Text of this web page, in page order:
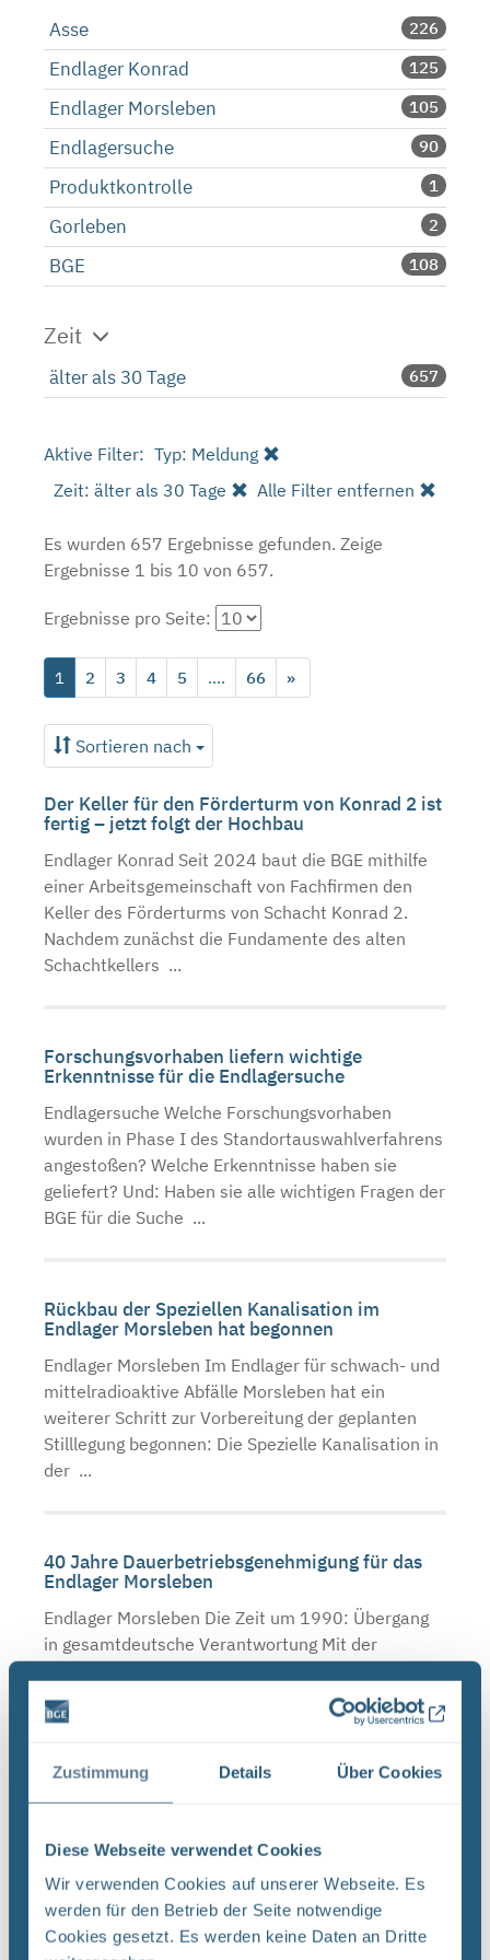
Zustimmung Details Über Cookies
Diese Webseite verwendet Cookies
Wir verwenden Cookies auf unserer Webseite. Es
werden für den Betrieb der Seite notwendige
Cookies gesetzt. Es werden keine Daten an Dritte
Asse 226
Endlager Konrad 125
Endlager Morsleben 105
Endlagersuche 90
Produktkontrolle 1
Gorleben 2
BGE 108
Zeit
älter als 30 Tage 657
Aktive Filter: Typ: Meldung
Zeit: älter als 30 Tage
Alle Filter entfernen
Es wurden 657 Ergebnisse gefunden. Zeige
Ergebnisse 1 bis 10 von 657.
Ergebnisse pro Seite:
1 2 3 4 5 .... 66 »
Sortieren nach
Der Keller für den Förderturm von Konrad 2 ist
fertig – jetzt folgt der Hochbau
Endlager Konrad Seit 2024 baut die BGE mithilfe
einer Arbeitsgemeinschaft von Fachfirmen den
Keller des Förderturms von Schacht Konrad 2.
Nachdem zunächst die Fundamente des alten
Schachtkellers ...
Forschungsvorhaben liefern wichtige
Erkenntnisse für die Endlagersuche
Endlagersuche Welche Forschungsvorhaben
wurden in Phase I des Standortauswahlverfahrens
angestoßen? Welche Erkenntnisse haben sie
geliefert? Und: Haben sie alle wichtigen Fragen der
BGE für die Suche ...
Rückbau der Speziellen Kanalisation im
Endlager Morsleben hat begonnen
Endlager Morsleben Im Endlager für schwach- und
mittelradioaktive Abfälle Morsleben hat ein
weiterer Schritt zur Vorbereitung der geplanten
Stilllegung begonnen: Die Spezielle Kanalisation in
der ...
40 Jahre Dauerbetriebsgenehmigung für das
Endlager Morsleben
Endlager Morsleben Die Zeit um 1990: Übergang
in gesamtdeutsche Verantwortung Mit der
ändert sich die Situation grundlegend. Die
bisherige ...
Endlagersuche
Endlagersuche Die Endlagersuche für
hochradioaktive Abfälle ist ein
Generationenprojekt. Die anspruchsvolle Aufgabe